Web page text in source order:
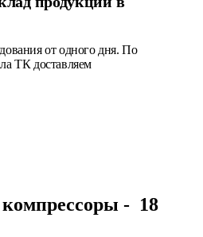
от одного дня. По
ТК доставляем
- 18